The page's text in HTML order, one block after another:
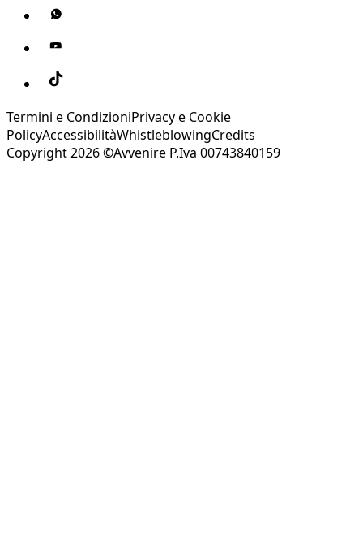
Termini e CondizioniPrivacy e Cookie
PolicyAccessibilitàWhistleblowingCredits
Copyright 2026 ©Avvenire P.Iva 00743840159